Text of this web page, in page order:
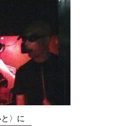
えず、凄絶な死に際を晒す」
とどめをさすという、
りますよきっと！ ダメ？
ってことになるんだろうけ
を思いきって捨てて、
寄りな
強くない——キャラクター
〉に